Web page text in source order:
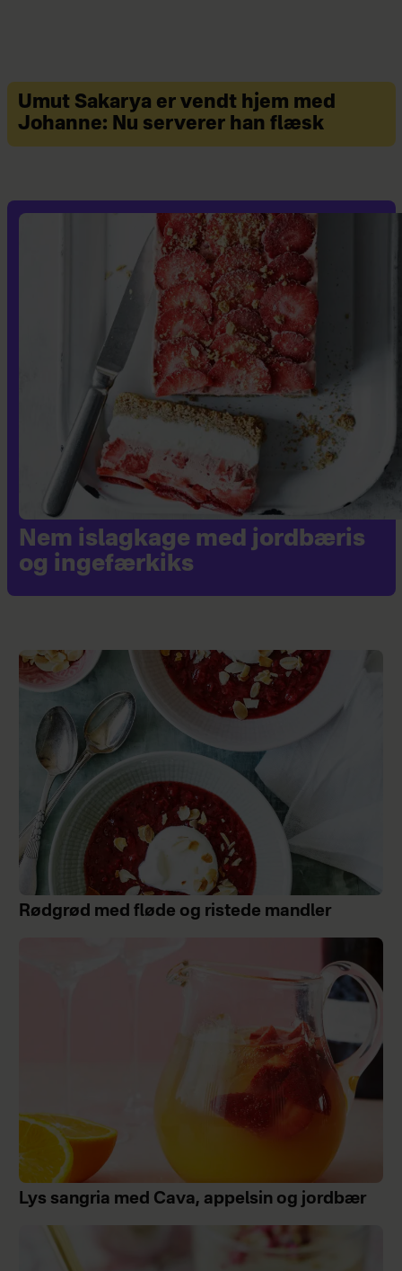
Umut Sakarya er vendt hjem med
Johanne: Nu serverer han flæsk
Nem islagkage med jordbæris
og ingefærkiks
Rødgrød med fløde og ristede mandler
Lys sangria med Cava, appelsin og jordbær